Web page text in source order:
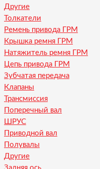
Другие
Толкатели
Ремень привода ГРМ
Крышка ремня ГРМ
Натяжитель ремня ГРМ
Цепь привода ГРМ
Зубчатая передача
Клапаны
Трансмиссия
Поперечный вал
ШРУС
Приводной вал
Полувалы
Другие